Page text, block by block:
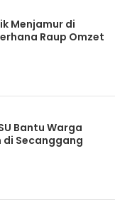
Menjamur di
Raup Omzet
Bantu Warga
di Secanggang